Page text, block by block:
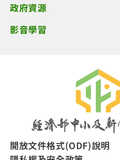
政府資源
影音學習
開放文件格式(ODF)說明